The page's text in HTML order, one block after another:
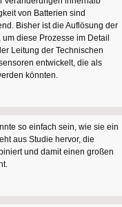
von Batterien sind
Bisher ist die Auflösung der
diese Prozesse im Detail
Leitung der Technischen
entwickelt, die als
könnten.
so einfach sein, wie sie ein
aus Studie hervor, die
und damit einen großen